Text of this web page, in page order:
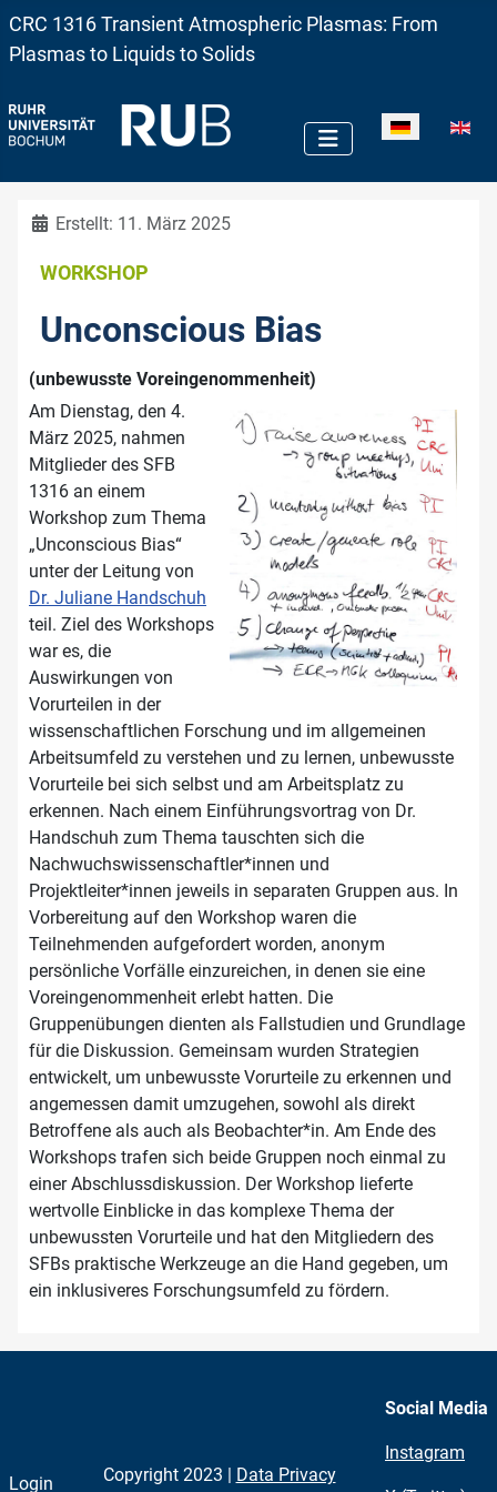
CRC 1316 Transient Atmospheric Plasmas: From
Plasmas to Liquids to Solids
Sprache
DetailsErstellt: 11. März 2025
WORKSHOP
Unconscious Bias
(unbewusste Voreingenommenheit)
Am Dienstag, den 4.
März 2025, nahmen
Mitglieder des SFB
1316 an einem
Workshop zum Thema
„Unconscious Bias“
unter der Leitung von
Dr. Juliane Handschuh
teil. Ziel des Workshops
war es, die
Auswirkungen von
Vorurteilen in der
wissenschaftlichen Forschung und im allgemeinen
Arbeitsumfeld zu verstehen und zu lernen, unbewusste
Vorurteile bei sich selbst und am Arbeitsplatz zu
erkennen. Nach einem Einführungsvortrag von Dr.
Handschuh zum Thema tauschten sich die
Nachwuchswissenschaftler*innen und
Projektleiter*innen jeweils in separaten Gruppen aus. In
Vorbereitung auf den Workshop waren die
Teilnehmenden aufgefordert worden, anonym
persönliche Vorfälle einzureichen, in denen sie eine
Voreingenommenheit erlebt hatten. Die
Gruppenübungen dienten als Fallstudien und Grundlage
für die Diskussion. Gemeinsam wurden Strategien
entwickelt, um unbewusste Vorurteile zu erkennen und
angemessen damit umzugehen, sowohl als direkt
Betroffene als auch als Beobachter*in. Am Ende des
Workshops trafen sich beide Gruppen noch einmal zu
einer Abschlussdiskussion. Der Workshop lieferte
wertvolle Einblicke in das komplexe Thema der
unbewussten Vorurteile und hat den Mitgliedern des
SFBs praktische Werkzeuge an die Hand gegeben, um
ein inklusiveres Forschungsumfeld zu fördern.
Login Copyright 2023 | Data Privacy
Social Media
Instagram